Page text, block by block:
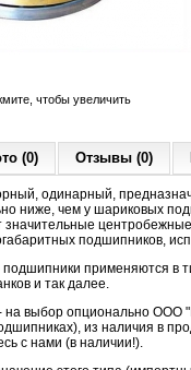
чтобы увеличить
(0) Отзывы (0)
одинарный,
ниже, чем у шариковых
центробежные
подшипников,
применяются в
и так далее.
на выбор опционально ООО
из наличия в
с нами (в наличии!).